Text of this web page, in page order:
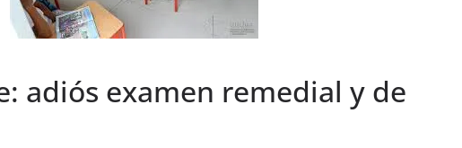
adiós examen remedial y de